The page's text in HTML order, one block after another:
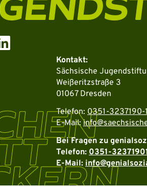
Kontakt:
Sächsische
Weißeritzstraße 3
01067 Dresden
Telefon: 0351-3237190-
E-Mail:
Bei Fragen zu
Telefon: 0351-
E-Mail: